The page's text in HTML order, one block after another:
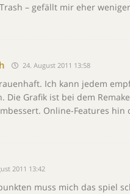
– gefällt mir eher
24. August 2011 13:58
Ich kann jedem
Die Grafik ist bei dem
Online-Features hin
2011 13:42
muss mich das spiel